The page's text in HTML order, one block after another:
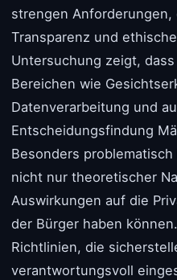
strengen Anforderungen,
Transparenz und
Untersuchung zeigt,
Bereichen wie
Datenverarbeitung und
Entscheidungsfindung
Besonders
nicht nur theoretischer
Auswirkungen auf die
der Bürger haben
Richtlinien, die
verantwortungsvoll